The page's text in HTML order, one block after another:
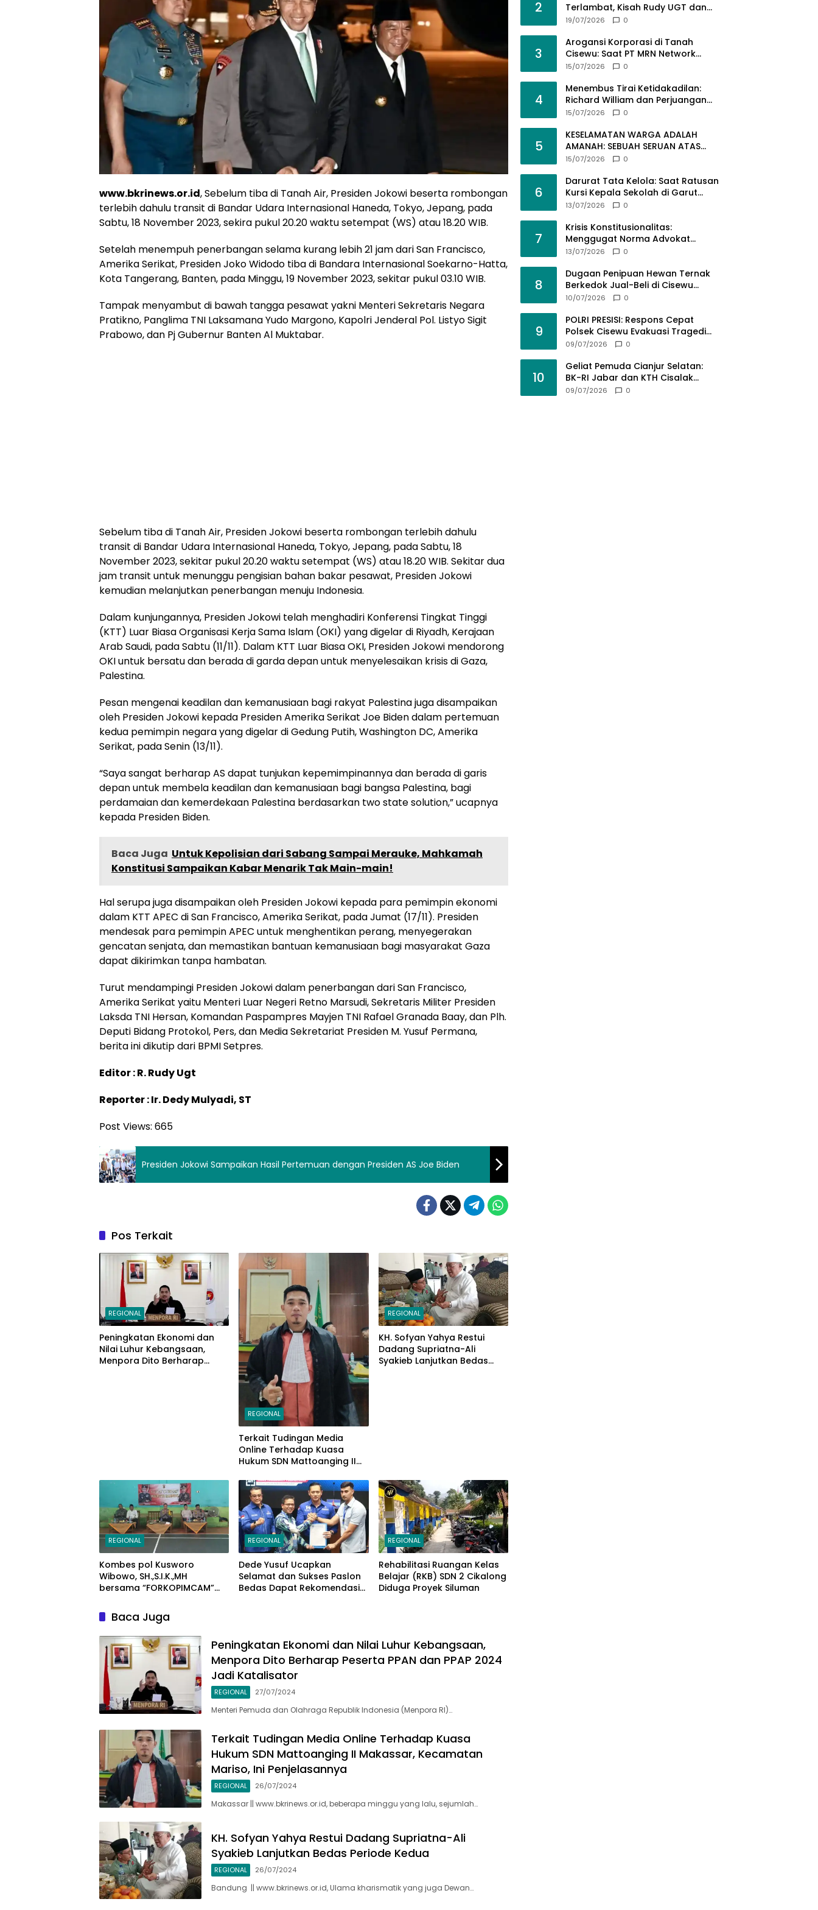
www.bkrinews.or.id, Sebelum tiba di Tanah Air, Presiden Jokowi beserta rombongan
terlebih dahulu transit di Bandar Udara Internasional Haneda, Tokyo, Jepang, pada
Sabtu, 18 November 2023, sekira pukul 20.20 waktu setempat (WS) atau 18.20 WIB.
Setelah menempuh penerbangan selama kurang lebih 21 jam dari San Francisco,
Amerika Serikat, Presiden Joko Widodo tiba di Bandara Internasional Soekarno-Hatta,
Kota Tangerang, Banten, pada Minggu, 19 November 2023, sekitar pukul 03.10 WIB.
Tampak menyambut di bawah tangga pesawat yakni Menteri Sekretaris Negara
Pratikno, Panglima TNI Laksamana Yudo Margono, Kapolri Jenderal Pol. Listyo Sigit
Prabowo, dan Pj Gubernur Banten Al Muktabar.
Sebelum tiba di Tanah Air, Presiden Jokowi beserta rombongan terlebih dahulu
transit di Bandar Udara Internasional Haneda, Tokyo, Jepang, pada Sabtu, 18
November 2023, sekitar pukul 20.20 waktu setempat (WS) atau 18.20 WIB. Sekitar dua
jam transit untuk menunggu pengisian bahan bakar pesawat, Presiden Jokowi
kemudian melanjutkan penerbangan menuju Indonesia.
Dalam kunjungannya, Presiden Jokowi telah menghadiri Konferensi Tingkat Tinggi
(KTT) Luar Biasa Organisasi Kerja Sama Islam (OKI) yang digelar di Riyadh, Kerajaan
Arab Saudi, pada Sabtu (11/11). Dalam KTT Luar Biasa OKI, Presiden Jokowi mendorong
OKI untuk bersatu dan berada di garda depan untuk menyelesaikan krisis di Gaza,
Palestina.
Pesan mengenai keadilan dan kemanusiaan bagi rakyat Palestina juga disampaikan
oleh Presiden Jokowi kepada Presiden Amerika Serikat Joe Biden dalam pertemuan
kedua pemimpin negara yang digelar di Gedung Putih, Washington DC, Amerika
Serikat, pada Senin (13/11).
“Saya sangat berharap AS dapat tunjukan kepemimpinannya dan berada di garis
depan untuk membela keadilan dan kemanusiaan bagi bangsa Palestina, bagi
perdamaian dan kemerdekaan Palestina berdasarkan two state solution,” ucapnya
kepada Presiden Biden.
Baca Juga Untuk Kepolisian dari Sabang Sampai Merauke, Mahkamah
Konstitusi Sampaikan Kabar Menarik Tak Main-main!
Hal serupa juga disampaikan oleh Presiden Jokowi kepada para pemimpin ekonomi
dalam KTT APEC di San Francisco, Amerika Serikat, pada Jumat (17/11). Presiden
mendesak para pemimpin APEC untuk menghentikan perang, menyegerakan
gencatan senjata, dan memastikan bantuan kemanusiaan bagi masyarakat Gaza
dapat dikirimkan tanpa hambatan.
Turut mendampingi Presiden Jokowi dalam penerbangan dari San Francisco,
Amerika Serikat yaitu Menteri Luar Negeri Retno Marsudi, Sekretaris Militer Presiden
Laksda TNI Hersan, Komandan Paspampres Mayjen TNI Rafael Granada Baay, dan Plh.
Deputi Bidang Protokol, Pers, dan Media Sekretariat Presiden M. Yusuf Permana,
berita ini dikutip dari BPMI Setpres.
Editor : R. Rudy Ugt
Reporter : Ir. Dedy Mulyadi, ST
Post Views: 665
Presiden Jokowi Sampaikan Hasil Pertemuan dengan Presiden AS Joe Biden
Pos Terkait
REGIONAL
Peningkatan Ekonomi dan
Nilai Luhur Kebangsaan,
Menpora Dito Berharap
REGIONAL
Terkait Tudingan Media
Online Terhadap Kuasa
Hukum SDN Mattoanging II
Mariso, Ini Penjelasannya
REGIONAL
KH. Sofyan Yahya Restui
Dadang Supriatna-Ali
Syakieb Lanjutkan Bedas
REGIONAL
Kombes pol Kusworo
Wibowo, SH.,S.I.K.,MH
bersama “FORKOPIMCAM”
Jum’at Curhat Jelang Pemilu
Serentak 2024
REGIONAL
Dede Yusuf Ucapkan
Selamat dan Sukses Paslon
Bedas Dapat Rekomendasi
REGIONAL
Rehabilitasi Ruangan Kelas
Belajar (RKB) SDN 2 Cikalong
Diduga Proyek Siluman
Baca Juga
Peningkatan Ekonomi dan Nilai Luhur Kebangsaan,
Menpora Dito Berharap Peserta PPAN dan PPAP 2024
Jadi Katalisator
REGIONAL 27/07/2024
Menteri Pemuda dan Olahraga Republik Indonesia (Menpora RI)…
Terkait Tudingan Media Online Terhadap Kuasa
Hukum SDN Mattoanging II Makassar, Kecamatan
Mariso, Ini Penjelasannya
REGIONAL 26/07/2024
Makassar || www.bkrinews.or.id, beberapa minggu yang lalu, sejumlah…
KH. Sofyan Yahya Restui Dadang Supriatna-Ali
Syakieb Lanjutkan Bedas Periode Kedua
REGIONAL 26/07/2024
Bandung || www.bkrinews.or.id, Ulama kharismatik yang juga Dewan…
2
Terlambat, Kisah Rudy UGT dan
Misi Membangun SDM Bangsa
19/07/2026 0
3
Arogansi Korporasi di Tanah
Cisewu: Saat PT MRN Network
Global Mengabaikan Adab dan
15/07/2026 0
4
Menembus Tirai Ketidakadilan:
Richard William dan Perjuangan
Konstitusional Advokat dalam
15/07/2026 0
5
KESELAMATAN WARGA ADALAH
AMANAH: SEBUAH SERUAN ATAS
SEMRAWUTNYA KABEL UTILITAS
15/07/2026 0
6
Darurat Tata Kelola: Saat Ratusan
Kursi Kepala Sekolah di Garut
“Dibiarkan Kosong” di Tengah
13/07/2026 0
7
Krisis Konstitusionalitas:
Menggugat Norma Advokat
dalam KUHAP Nomor 20 Tahun
Bermartabat
13/07/2026 0
8
Dugaan Penipuan Hewan Ternak
Berkedok Jual-Beli di Cisewu
Garut: Ratusan Juta Rupiah Raib,
Tangan
10/07/2026 0
9
POLRI PRESISI: Respons Cepat
Polsek Cisewu Evakuasi Tragedi
Gantung Diri, Kedepankan
Demi Jaga Marwah Negara
09/07/2026 0
10
Geliat Pemuda Cianjur Selatan:
BK-RI Jabar dan KTH Cisalak
Cidaun Dobrak Potensi Wisata
09/07/2026 0